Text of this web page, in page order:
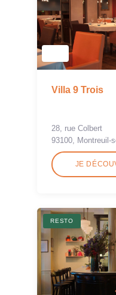
Villa 9 Trois
28, rue Colbert
93100, Montreuil-
JE
RESTO